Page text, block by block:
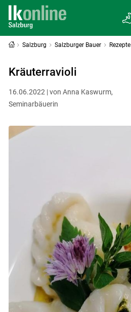
Salzburg Salzburger Bauer Rezepte
Kräuterravioli
16.06.2022 | von Anna Kaswurm,
Seminarbäuerin